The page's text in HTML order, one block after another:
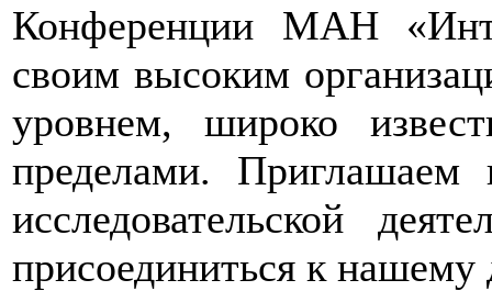
Конференции МАН
своим высоким
уровнем, широко
пределами. Приглашаем
исследовательской
присоединиться к